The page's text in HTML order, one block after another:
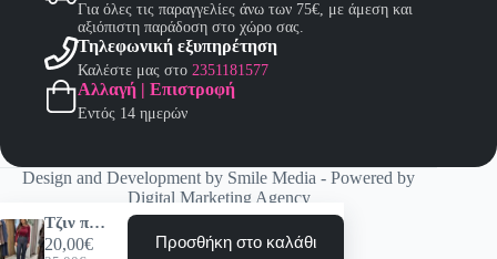
Για όλες τις παραγγελίες άνω των 75€, με άμεση και
αξιόπιστη παράδοση στο χώρο σας.
Τηλεφωνική εξυπηρέτηση
Καλέστε μας στο 2351181577
Αλλαγή | Επιστροφή
Εντός 14 ημερών
Design and Development by Smile Media - Powered by
Digital Marketing Agency
Τζιν παντελόνι
20,00€
Προσθήκη στο καλάθι